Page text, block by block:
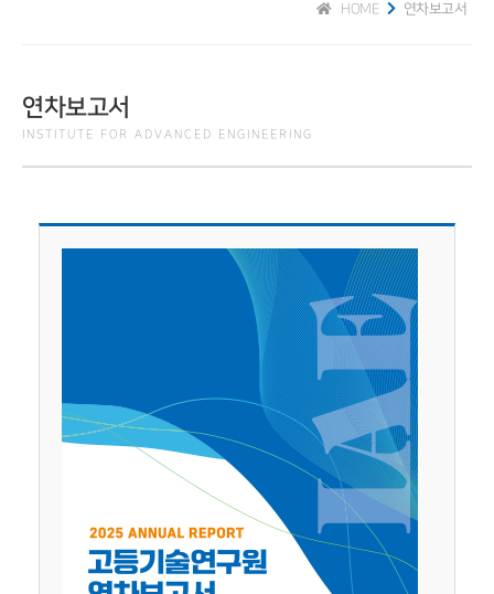
연차보고서
HOME
연차보고서
INSTITUTE FOR ADVANCED ENGINEERING